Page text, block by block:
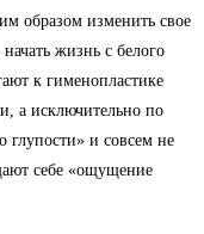
образом изменить свое
жизнь с белого
к гименопластике
а исключительно по
и совсем не
себе «ощущение